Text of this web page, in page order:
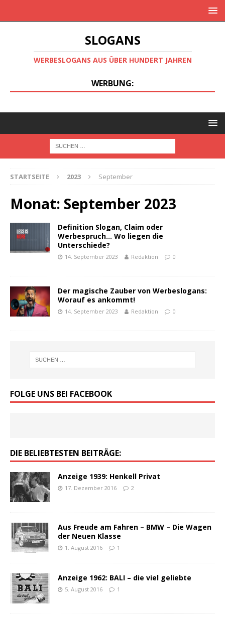
SLOGANS
WERBESLOGANS AUS ÜBER HUNDERT JAHREN
WERBUNG:
STARTSEITE 2023 September
Monat: September 2023
Definition Slogan, Claim oder
Werbespruch… Wo liegen die
Unterschiede?
14. September 2023 Redaktion 0
Der magische Zauber von Werbeslogans:
Worauf es ankommt!
14. September 2023 Redaktion 0
FOLGE UNS BEI FACEBOOK
DIE BELIEBTESTEN BEITRÄGE:
Anzeige 1939: Henkell Privat
17. Dezember 2016 2
Aus Freude am Fahren – BMW – Die Wagen
der Neuen Klasse
1. August 2016 1
Anzeige 1962: BALI – die viel geliebte
5. August 2016 1